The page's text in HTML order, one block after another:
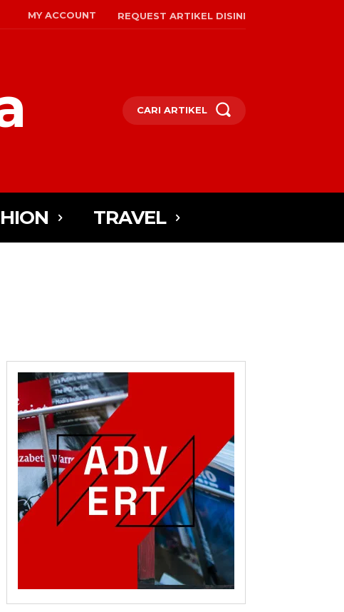
MY ACCOUNT REQUEST ARTIKEL DISINI
CARI ARTIKEL
TRAVEL